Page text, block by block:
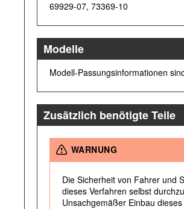
69929-07, 73369-10
Modelle
Modell-Passungsinformationen
Zusätzlich benötigte Teile
WARNUNG
Die Sicherheit von Fahrer und
dieses Verfahren selbst
Unsachgemäßer Einbau